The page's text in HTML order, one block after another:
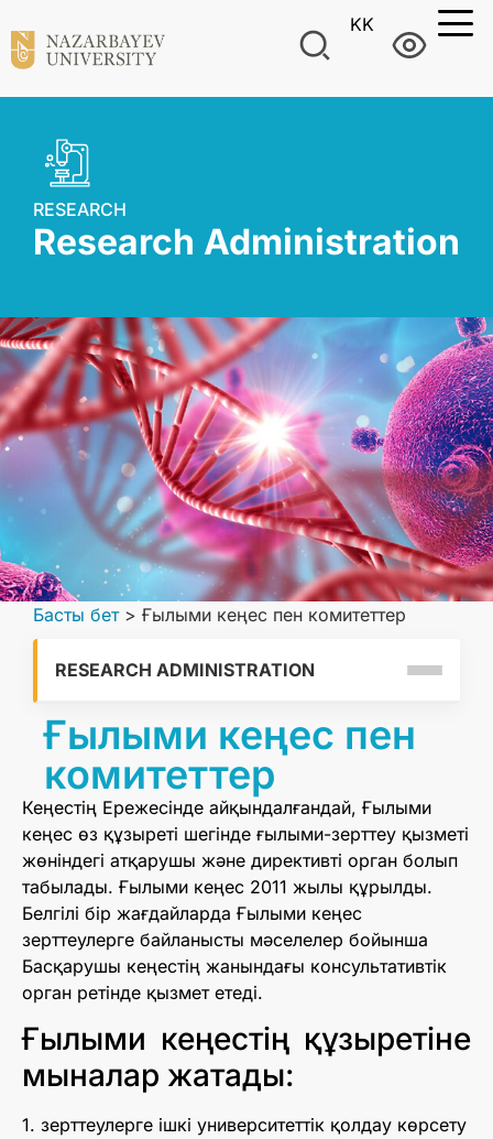
KK
RESEARCH
Research Administration
Басты бет> Ғылыми кеңес пен комитеттер
RESEARCH ADMINISTRATION
Ғылыми кеңес пен
комитеттер
Кеңестің Ережесінде айқындалғандай, Ғылыми
кеңес өз құзыреті шегінде ғылыми-зерттеу қызметі
жөніндегі атқарушы және директивті орган болып
табылады. Ғылыми кеңес 2011 жылы құрылды.
Белгілі бір жағдайларда Ғылыми кеңес
зерттеулерге байланысты мәселелер бойынша
Басқарушы кеңестің жанындағы консультативтік
орган ретінде қызмет етеді.
Ғылыми кеңестің құзыретіне
мыналар жатады:
1. зерттеулерге ішкі университеттік қолдау көрсету